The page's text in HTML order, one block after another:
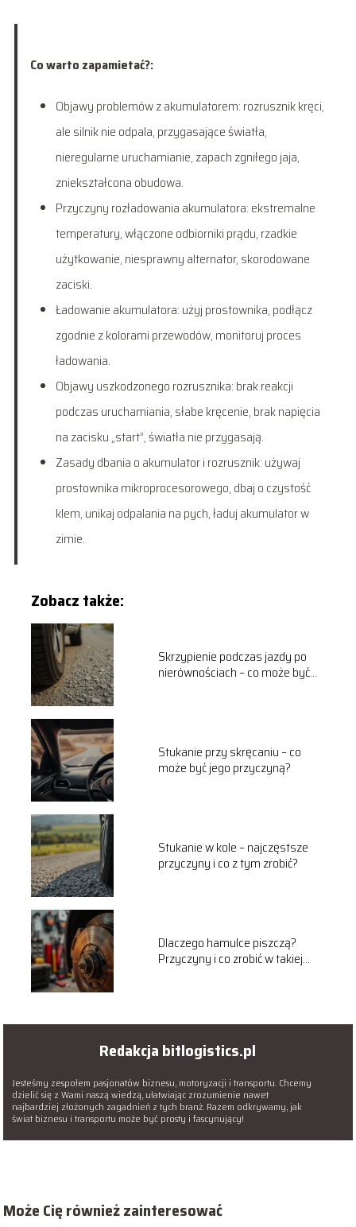
Co warto zapamietać?:
Objawy problemów z akumulatorem: rozrusznik kręci,
ale silnik nie odpala, przygasające światła,
nieregularne uruchamianie, zapach zgniłego jaja,
zniekształcona obudowa.
Przyczyny rozładowania akumulatora: ekstremalne
temperatury, włączone odbiorniki prądu, rzadkie
użytkowanie, niesprawny alternator, skorodowane
zaciski.
Ładowanie akumulatora: użyj prostownika, podłącz
zgodnie z kolorami przewodów, monitoruj proces
ładowania.
Objawy uszkodzonego rozrusznika: brak reakcji
podczas uruchamiania, słabe kręcenie, brak napięcia
na zacisku „start”, światła nie przygasają.
Zasady dbania o akumulator i rozrusznik: używaj
prostownika mikroprocesorowego, dbaj o czystość
klem, unikaj odpalania na pych, ładuj akumulator w
zimie.
Zobacz także:
Skrzypienie podczas jazdy po
nierównościach – co może być
Stukanie przy skręcaniu – co
może być jego przyczyną?
Stukanie w kole – najczęstsze
przyczyny i co z tym zrobić?
Dlaczego hamulce piszczą?
Przyczyny i co zrobić w takiej
Redakcja bitlogistics.pl
Jesteśmy zespołem pasjonatów biznesu, motoryzacji i transportu. Chcemy
dzielić się z Wami naszą wiedzą, ułatwiając zrozumienie nawet
najbardziej złożonych zagadnień z tych branż. Razem odkrywamy, jak
świat biznesu i transportu może być prosty i fascynujący!
Może Cię również zainteresować